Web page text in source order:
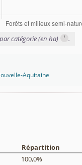
catégorie (en ha) i .
Aquitaine
Répartition
100,0%